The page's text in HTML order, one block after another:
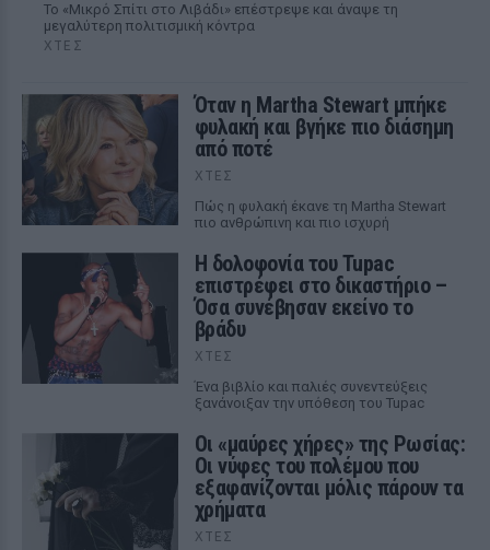
Το «Μικρό Σπίτι στο Λιβάδι» επέστρεψε και άναψε τη
μεγαλύτερη πολιτισμική κόντρα
ΧΤΕΣ
Όταν η Martha Stewart μπήκε
φυλακή και βγήκε πιο διάσημη
από ποτέ
ΧΤΕΣ
Πώς η φυλακή έκανε τη Martha Stewart
πιο ανθρώπινη και πιο ισχυρή
Η δολοφονία του Tupac
επιστρέφει στο δικαστήριο –
Όσα συνέβησαν εκείνο το
βράδυ
ΧΤΕΣ
Ένα βιβλίο και παλιές συνεντεύξεις
ξανάνοιξαν την υπόθεση του Tupac
Οι «μαύρες χήρες» της Ρωσίας:
Οι νύφες του πολέμου που
εξαφανίζονται μόλις πάρουν τα
χρήματα
ΧΤΕΣ